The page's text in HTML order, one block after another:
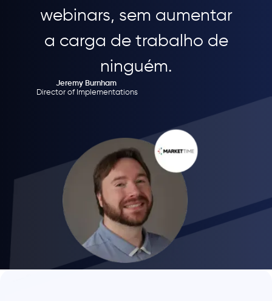
webinars, sem aumentar
a carga de trabalho de
ninguém.
Jeremy Burnham
Director of Implementations